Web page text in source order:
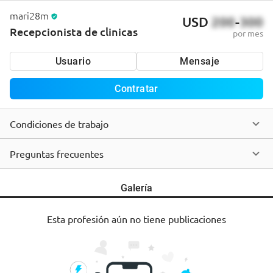
mari28m
Recepcionista de clinicas
USD 200-300
por mes
Usuario Mensaje
Contratar
Condiciones de trabajo
Preguntas frecuentes
Galería
Esta profesión aún no tiene publicaciones